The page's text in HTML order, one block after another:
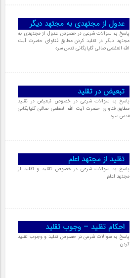
عدول از مجتهدى به مجتهد ديگر
پاسخ به سوالات شرعی در خصوص عدول از مجتهدی به
مجتهد دیگر در تقلید کردن مطابق فتاوای حضرت آیت
الله العظمی صافی گلپایگانی قدس سره
تبعيض در تقلید
پاسخ به سوالات شرعی در خصوص تبعیض در تقلید
مطابق فتاوای حضرت آیت الله العظمی صافی گلپایگانی
قدس سره
تقليد از مجتهد اعلم
پاسخ به سوالات شرعی در خصوص تقلید و تقلید از
مجتهد اعلم
احکام تقلید – وجوب تقلید
پاسخ به سوالات شرعی در خصوص تقلید و وجوب تقلید
کردن